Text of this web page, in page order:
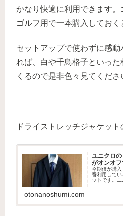
かなり快適に利用できます。
ゴルフ用で一本購入しておく
セットアップで使わずに感
れば、白や千鳥格子といった
くるので是非色々見てくださ
ドライストレッチジャケッ
ユニクロの
がオンオフ
今期僕が購入
番利用してい
ットです。ユ
るあなた！
otonanoshumi.com